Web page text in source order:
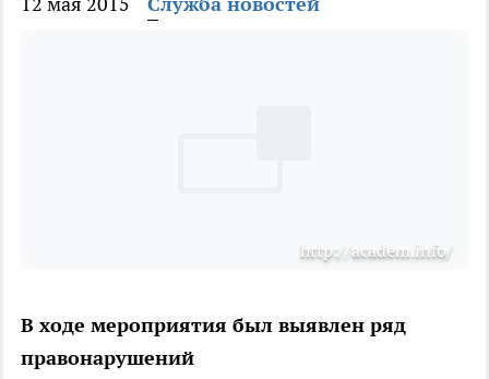
http://academ.info/
В ходе мероприятия был выявлен ряд
правонарушений